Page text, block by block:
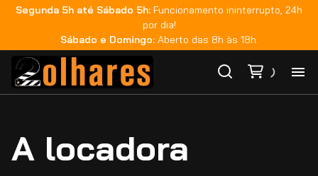
Segunda 5h até Sábado 5h: Funcionamento ininterrupto, 24h
por dia!
Sábado e Domingo: Aberto das 8h às 18h.
A locadora